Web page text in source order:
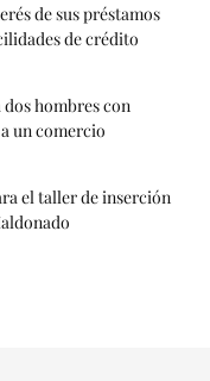
de sus préstamos
de crédito
hombres con
un comercio
el taller de inserción